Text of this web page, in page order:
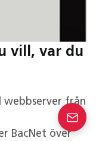
vill, var du
webbserver från
BacNet över